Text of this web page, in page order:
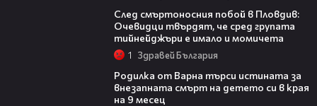
След смъртоносния побой в Пловдив:
Очевидци твърдят, че сред групата
тийнейджъри е имало и момичета
1 Здравей България
Родилка от Варна търси истината за
внезапната смърт на детето си в края
на 9 месец